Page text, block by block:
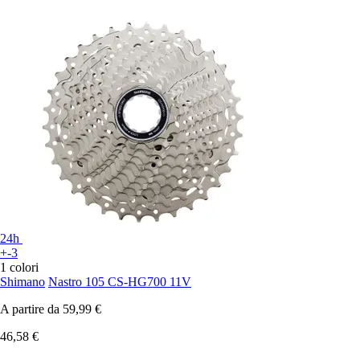
24h
+-3
1 colori
Shimano Nastro 105 CS-HG700 11V
A partire da 59,99 €
46,58 €